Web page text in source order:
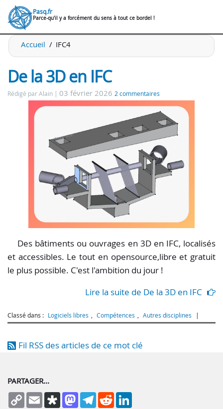
Pasq.fr
Parce-qu'il y a forcément du sens à tout ce bordel !
Accueil IFC4
De la 3D en IFC
Rédigé par Alain 03 février 2026 2 commentaires
Des bâtiments ou ouvrages en 3D en IFC, localisés
et accessibles. Le tout en opensource,libre et gratuit
le plus possible. C'est l'ambition du jour !
Lire la suite de De la 3D en IFC
Classé dans : Logiciels libres Compétences Autres disciplines
Fil RSS des articles de ce mot clé
PARTAGER...
Copy
Link
Email DiasporaMastodonTelegram
Reddit